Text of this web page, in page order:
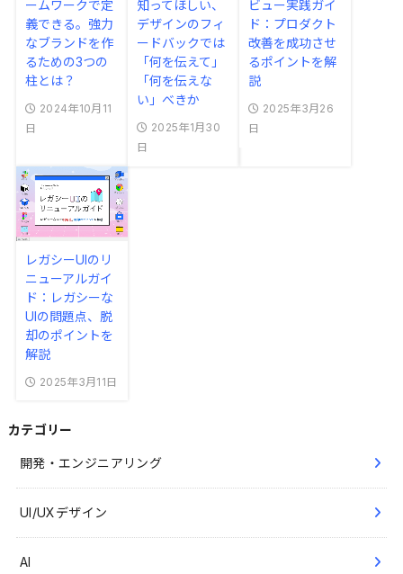
ームワークで定
義できる。強力
なブランドを作
るための3つの
柱とは？
2024年10月11
日
知ってほしい、
デザインのフィ
ードバックでは
「何を伝えて」
「何を伝えな
い」べきか
2025年1月30
日
ビュー実践ガイ
ド：プロダクト
改善を成功させ
るポイントを解
説
2025年3月26
日
レガシーUIのリ
ニューアルガイ
ド：レガシーな
UIの問題点、脱
却のポイントを
解説
2025年3月11日
カテゴリー
開発・エンジニアリング
UI/UXデザイン
AI